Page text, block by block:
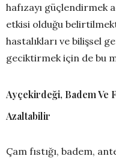
hafızayı güçlendirmek
etkisi olduğu
hastalıkları ve bilişsel
geciktirmek için de bu
Ayçekirdeği, Badem Ve
Azaltabilir
Çam fıstığı, badem,